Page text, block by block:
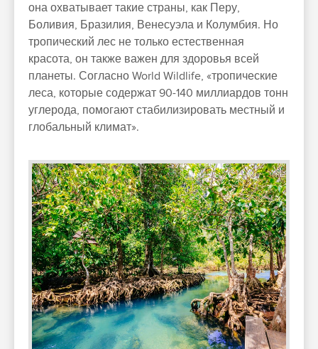
она охватывает такие страны, как Перу,
Боливия, Бразилия, Венесуэла и Колумбия. Но
тропический лес не только естественная
красота, он также важен для здоровья всей
планеты. Согласно World Wildlife, «тропические
леса, которые содержат 90-140 миллиардов тонн
углерода, помогают стабилизировать местный и
глобальный климат».